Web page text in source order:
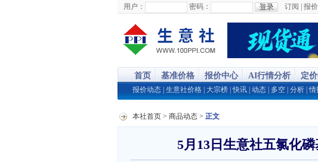
用户： 密码： 订阅 报价
首页 基准价格 报价中心 AI行情分析 定
报价动态 生意社价格 大宗榜 |快讯 动态 多空 分析 |情
本社首页 > 商品动态 > 正文
5月13日生意社五氯化